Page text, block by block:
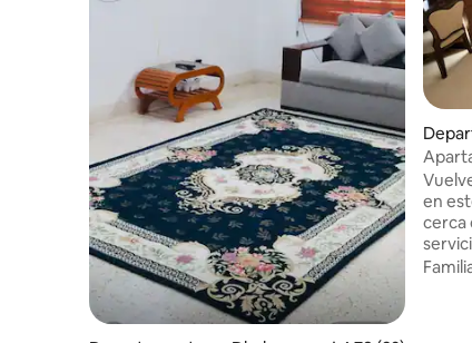
en
cerca